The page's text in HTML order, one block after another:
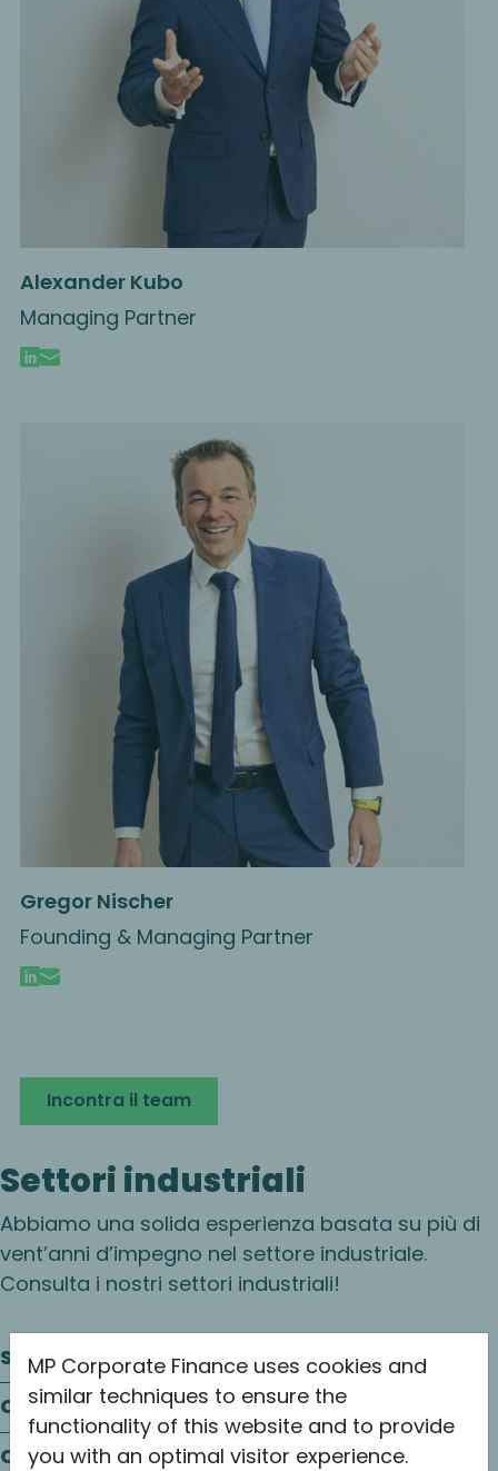
MP Corporate Finance uses cookies and
similar techniques to ensure the
functionality of this website and to provide
you with an optimal visitor experience.
Alexander Kubo
Managing Partner
Gregor Nischer
Founding & Managing Partner
Incontra il team
Settori industriali
Abbiamo una solida esperienza basata su più di
vent’anni d’impegno nel settore industriale.
Consulta i nostri settori industriali!
Silvicoltura e Prodotti del legno
Carta e imballaggio
Commercio e Distribuzione